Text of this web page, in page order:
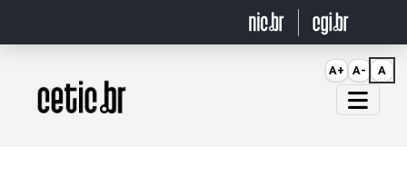
Página inicial
A+ A- A